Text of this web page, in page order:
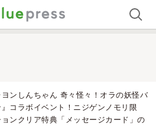
ヨンしんちゃん 奇々怪々！オラの妖怪バ
コラボイベント！ニジゲンノモリ限
ンクリア特典「メッセージカード」の